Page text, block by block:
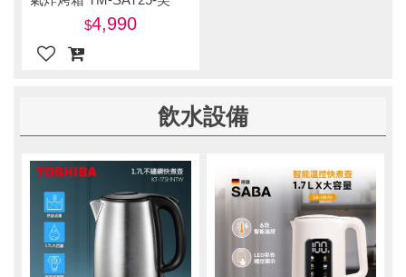
4,990
飲水設備